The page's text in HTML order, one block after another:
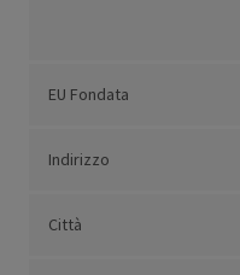
EU Fondata
Indirizzo
Città